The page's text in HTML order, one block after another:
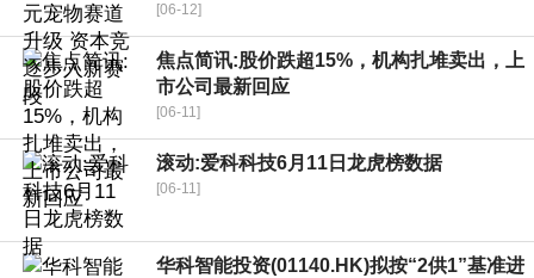
[06-12]
焦点简讯:股价跌超15%，机构扎堆卖出，上
市公司最新回应
[06-11]
滚动:爱科科技6月11日龙虎榜数据
[06-11]
华科智能投资(01140.HK)拟按“2供1”基准进